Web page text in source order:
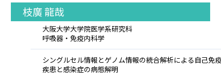
枝廣 龍哉
大阪大学大学院医学系研究科
呼吸器・免疫内科学
シングルセル情報とゲノム情報の統合解析による自己免
疾患と感染症の病態解明